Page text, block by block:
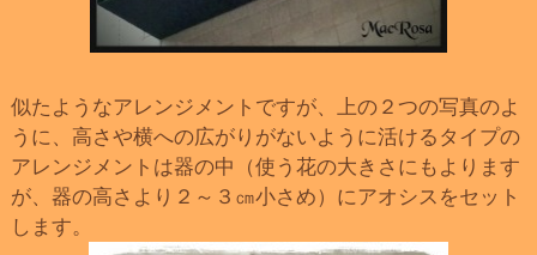
似たようなアレンジメントですが、上の２つの写真のよ
うに、高さや横への広がりがないように活けるタイプの
アレンジメントは器の中（使う花の大きさにもよります
が、器の高さより２～３㎝小さめ）にアオシスをセット
します。